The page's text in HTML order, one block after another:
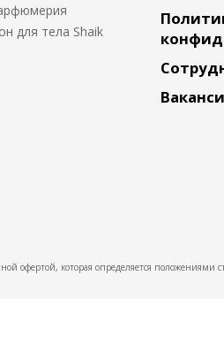
для тела Shaik
офертой, которая определяется положениями